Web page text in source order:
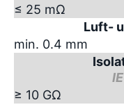
≤ 25 mΩ
Luft-
min. 0.4 mm
≥ 10 GΩ